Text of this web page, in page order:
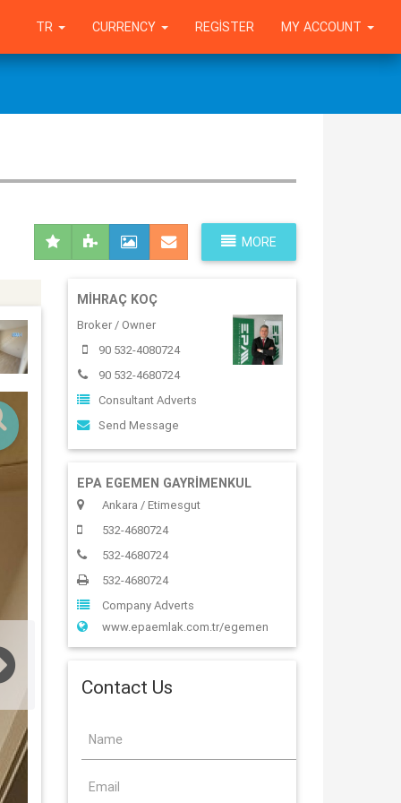
MY ACCOUNT
REGISTER
CURRENCY
TR
MORE
MIHRAÇ KOÇ
Broker / Owner
90 532-4080724
90 532-4680724
Consultant Adverts
Send Message
EPA EGEMEN GAYRİMENKUL
Ankara / Etimesgut
532-4680724
532-4680724
532-4680724
Company Adverts
www.epaemlak.com.tr/egemen
Contact Us